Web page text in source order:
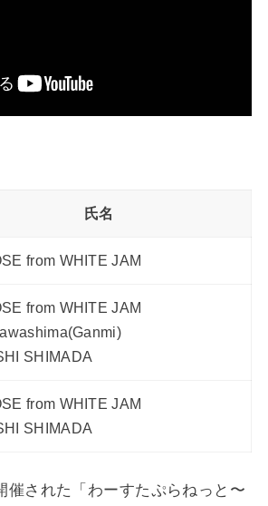
氏名
from WHITE JAM
from WHITE JAM
SHIMADA
from WHITE JAM
SHIMADA
催された「わーすたぷらねっと〜